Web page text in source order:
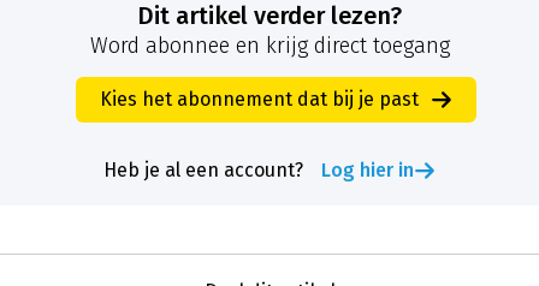
Dit artikel verder lezen?
Word abonnee en krijg direct toegang
Kies het abonnement dat bij je past
Heb je al een account? Log hier in